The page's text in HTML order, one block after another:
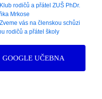
rodičů a přátel ZUŠ PhDr.
Mrkose
vás na členskou schůzi
rodičů a přátel školy
GOOGLE UČEBNA